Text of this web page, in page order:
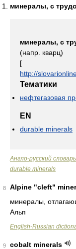
минералы, с
минералы, с
(напр. кварц)
[
http://
Тематики
нефтегазовая
EN
durable minerals
Англо-русский
durable minerals
8
Alpine "cleft"
минералы,
Альп
English-Russian
9 cobalt minerals